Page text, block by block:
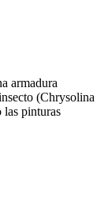
armadura
(Chrysolina
las pinturas